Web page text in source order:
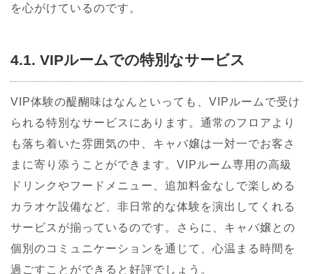
を心がけているのです。
4.1. VIPルームでの特別なサービス
VIP体験の醍醐味はなんといっても、VIPルームで受け
られる特別なサービスにあります。通常のフロアより
も落ち着いた雰囲気の中、キャバ嬢は一対一でお客さ
まに寄り添うことができます。VIPルーム専用の高級
ドリンクやフードメニュー、追加料金なしで楽しめる
カラオケ設備など、非日常的な体験を演出してくれる
サービスが揃っているのです。さらに、キャバ嬢との
個別のコミュニケーションを通じて、心温まる時間を
過ごすことができると好評でしょう。